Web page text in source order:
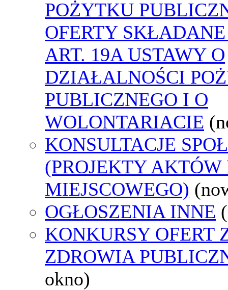
POŻYTKU
OFERTY
ART. 19A USTAWY O
DZIAŁALNOŚCI
PUBLICZNEGO I O
WOLONTARIACIE
KONSULTACJE
(PROJEKTY AKTÓW
MIEJSCOWEGO)
OGŁOSZENIA INNE
KONKURSY OFERT
ZDROWIA
okno)